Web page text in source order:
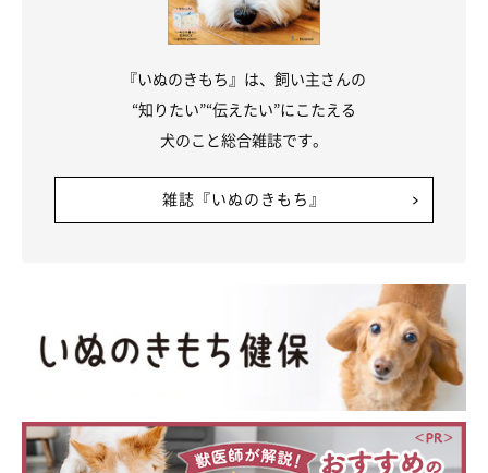
ゃんの顔しながら眠ってら」と投稿していた写真。飼い主さんの膝
の上で眠っている愛犬・うるちゃん（撮影時1才）が写っていま
す。スヤスヤと気持ちよさそうに眠るうるちゃんの様子は、Xで2.4
が！ 撮影当時の状況などについて、飼い主さんに話を聞きまし
た。
取材・文／雨宮カイ
※この記事は投稿者さまに取材し、了承の上制作したものです。
2026年5月時点の情報であり、現在と異なる場合があります。
『いぬのきもち』は、飼い主さんの
“知りたい”“伝えたい”にこたえる
犬のこと総合雑誌です。
雑誌『いぬのきもち』